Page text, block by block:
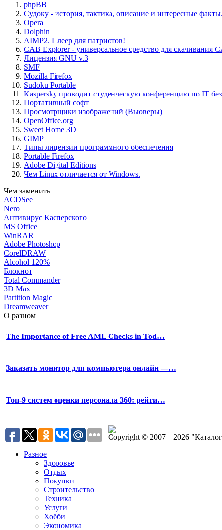
phpBB
Судоку - история, тактика, описание и интересные факты.
Opera
Dolphin
AIMP2. Плеер для патриотов!
CAB Explorer - универсальное средство для скачивания
Лицензия GNU v.3
SMF
Mozilla Firefox
Sudoku Portable
Kaspersky проводит студенческую конференцию по IT
Портативный софт
Просмотрщики изображений (Вьюверы)
OpenOffice.org
Sweet Home 3D
GIMP
Типы лицензий программного обеспечения
Portable Firefox
Adobe Digital Editions
Чем Linux отличается от Windows.
Чем заменить...
ACDSee
Nero
Антивирус Касперского
MS Office
WinRAR
Adobe Photoshop
CorelDRAW
Alcohol 120%
Блокнот
Total Commander
3D Max
Partition Magic
Dreamweaver
О разном
The Importance of Free AML Checks in Tod…
Заказать монитор для компьютера онлайн —…
Топ-9 систем оценки персонала 360: рейти…
Copyright © 2007—2026
Разное
Здоровье
Отдых
Покупки
Строительство
Техника
Услуги
Хобби
Экономика